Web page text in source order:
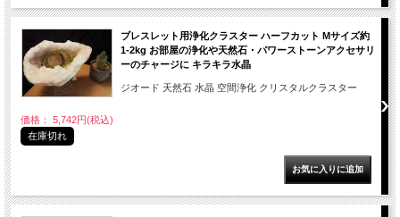
ブレスレット用浄化クラスター ハーフカット Mサイズ約
1-2kg お部屋の浄化や天然石・パワーストーンアクセサリ
ーのチャージに キラキラ水晶
ジオード 天然石 水晶 空間浄化 クリスタルクラスター
価格： 5,742円(税込)
在庫切れ